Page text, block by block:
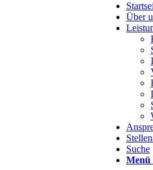
Über
Suche
Menü